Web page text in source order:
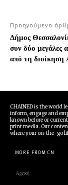
Προηγούμενο
Δήμος
συν δύο μεγάλες
από τη διοίκηση
CHAINED is the world
inform, engage and
known before or
print media. Our
where your on-the-go
MORE FROM CN
Αρχική